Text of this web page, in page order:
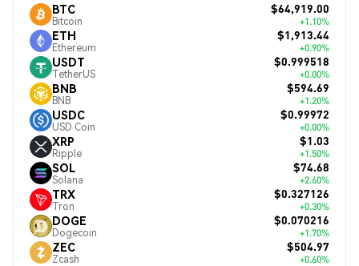
BTC
Bitcoin
$64,919.00
+1.10%
ETH
Ethereum
$1,913.44
+0.90%
USDT
TetherUS
$0.999518
+0.00%
BNB
BNB
$594.69
+1.20%
USDC
USD Coin
$0.99972
+0.00%
XRP
Ripple
$1.03
+1.50%
SOL
Solana
$74.68
+2.60%
TRX
Tron
$0.327126
+0.30%
DOGE
Dogecoin
$0.070216
+1.70%
ZEC
Zcash
$504.97
+0.60%